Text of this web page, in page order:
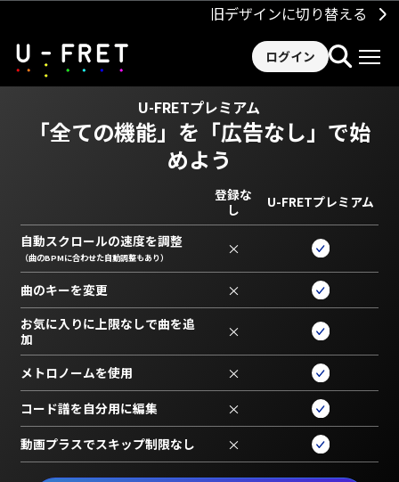
旧デザインに切り替える
ログイン
U-FRETプレミアム
「全ての機能」を 「広告なし」で始
めよう
登録な
し
U-FRETプレミアム
自動スクロールの速度を調整
（曲のBPMに合わせた自動調整もあり） ×
曲のキーを変更 ×
お気に入りに上限なしで曲を追
加
×
メトロノームを使用 ×
コード譜を自分用に編集 ×
動画プラスでスキップ制限なし ×